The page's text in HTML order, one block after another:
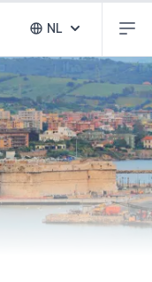
Abrir selector
NL